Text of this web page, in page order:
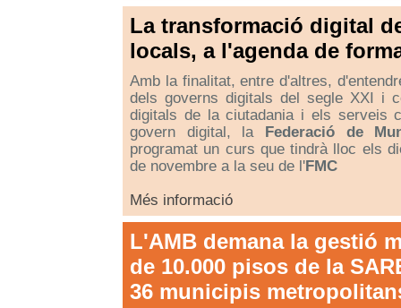
La transformació digital
locals, a l'agenda de
Amb la finalitat, entre d'altres,
dels governs digitals del segle XXI i
digitals de la ciutadania i els serveis
govern digital, la Federació de
programat un curs que tindrà lloc els
de novembre a la seu de l'FMC
Més informació
L'AMB demana la gestió
de 10.000 pisos de la
36 municipis